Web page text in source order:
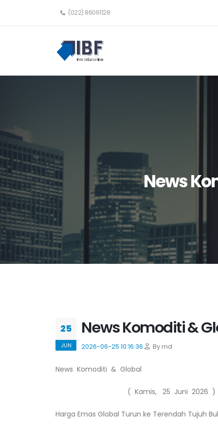
(022) 86061128
News
25
JUN
News Komoditi &
2026-06-25 10:16:36 By rnd
News Komoditi & Global
( Kamis, 25 Juni 2026 )
Harga Emas Global Turun ke Terendah Tujuh